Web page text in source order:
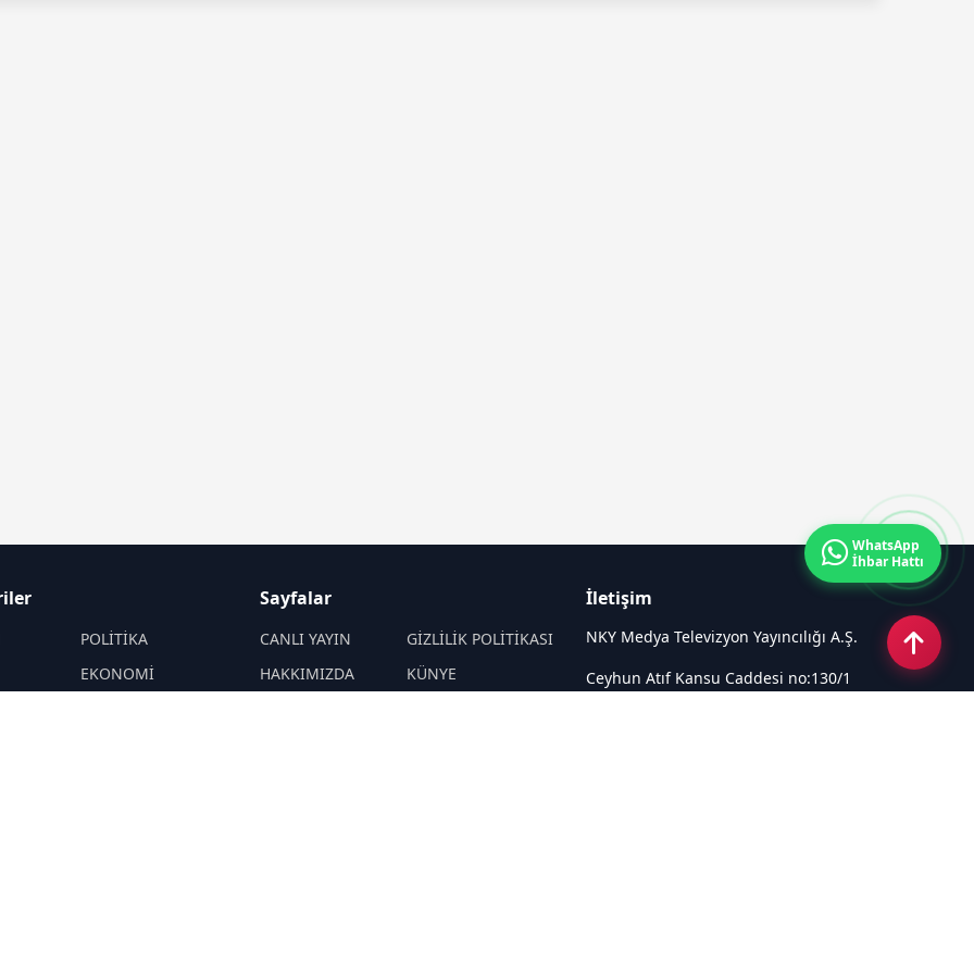
POLİTİKA
EKONOMİ
Sayfalar
CANLI YAYIN
GİZLİLİK POLİTİKASI
HAKKIMIZDA
KÜNYE
İletişim
NKY Medya Televizyon Yayıncılığı A.Ş.
Ceyhun Atıf Kansu Caddesi no:130/1
WhatsApp
İhbar Hattı